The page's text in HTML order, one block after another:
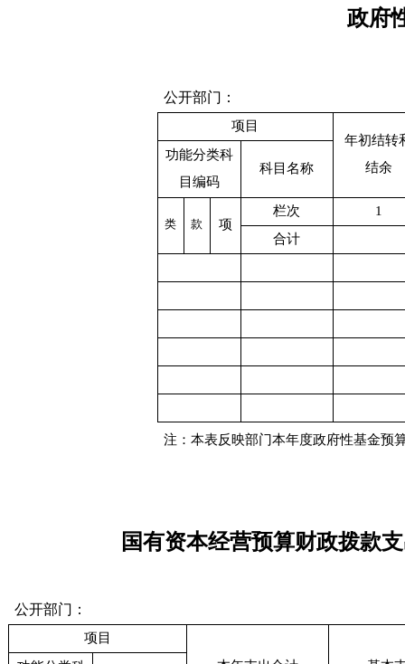
政府
公开部门：
项目
年初结转
结余
功能分类科
目编码
科目名称
类 款 项
栏次
1
合计
注：本表反映部门本年度政府性基金预
国有资本经营预算财政拨款
公开部门：
项目